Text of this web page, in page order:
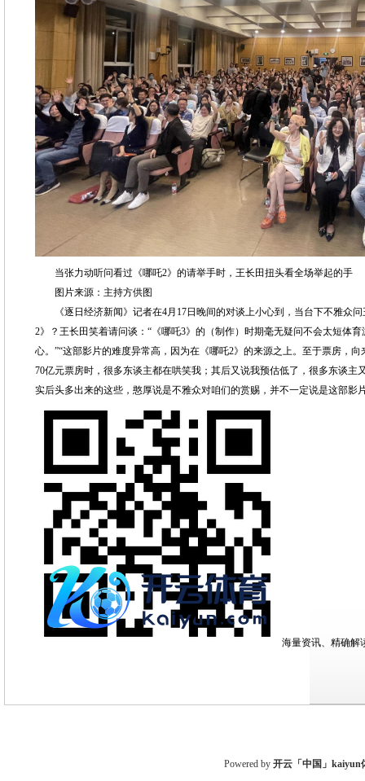
当张力动听问看过《哪吒2》的请举手时，王长田扭头看全场举起的手
图片来源：主持方供图
《逐日经济新闻》记者在4月17日晚间的对谈上小心到，当台下不雅众问
2》？王长田笑着请问谈：“《哪吒3》的（制作）时期毫无疑问不会太短体
心。”“这部影片的难度异常高，因为在《哪吒2》的来源之上。至于票房，
70亿元票房时，很多东谈主都在哄笑我；其后又说我预估低了，很多东谈主
实后头多出来的这些，憨厚说是不雅众对咱们的赏赐，并不一定说是这部影
海量资讯、精确解
Powered by 开云「中国」kaiyun